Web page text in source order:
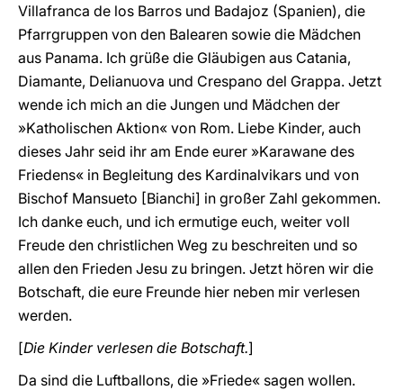
Villafranca de los Barros und Badajoz (Spanien), die
Pfarrgruppen von den Balearen sowie die Mädchen
aus Panama. Ich grüße die Gläubigen aus Catania,
Diamante, Delianuova und Crespano del Grappa. Jetzt
wende ich mich an die Jungen und Mädchen der
»Katholischen Aktion« von Rom. Liebe Kinder, auch
dieses Jahr seid ihr am Ende eurer »Karawane des
Friedens« in Begleitung des Kardinalvikars und von
Bischof Mansueto [Bianchi] in großer Zahl gekommen.
Ich danke euch, und ich ermutige euch, weiter voll
Freude den christlichen Weg zu beschreiten und so
allen den Frieden Jesu zu bringen. Jetzt hören wir die
Botschaft, die eure Freunde hier neben mir verlesen
werden.
[Die Kinder verlesen die Botschaft.]
Da sind die Luftballons, die »Friede« sagen wollen.